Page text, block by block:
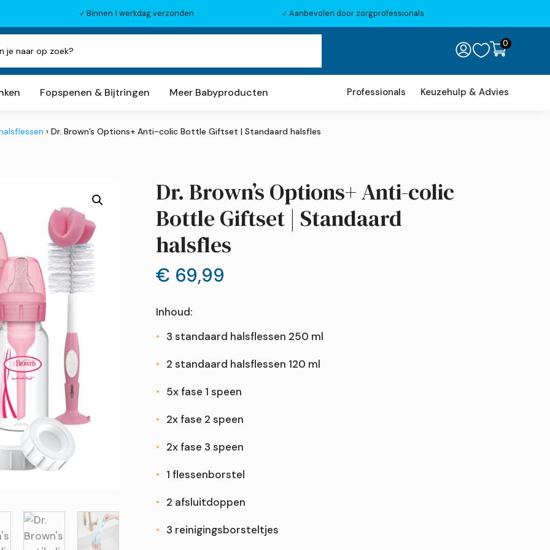
N Binnen 1 werkdag verzonden N Aanbevolen door zorgprofessionals
 0
halsfles?
én fles?
en rietjesbeker?
Fopspenen & Bijtringen Meer Babyproducten
of fles?
van mijn baby?
te steriliseren?
Professionals Keuzehulp & Advies
› Dr. Brown’s Options+ Anti-colic Bottle Giftset | Standaard halsfles
Dr. Brown’s Options+ Anti-colic
Bottle Giftset | Standaard
halsfles
€ 69,99
Inhoud:
3 standaard halsflessen 250 ml
2 standaard halsflessen 120 ml
5x fase 1 speen
2x fase 2 speen
2x fase 3 speen
1 flessenborstel
2 afsluitdoppen
3 reinigingsborsteltjes